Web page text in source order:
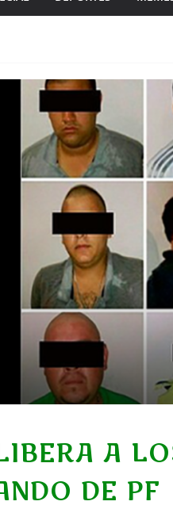
A
DE PF